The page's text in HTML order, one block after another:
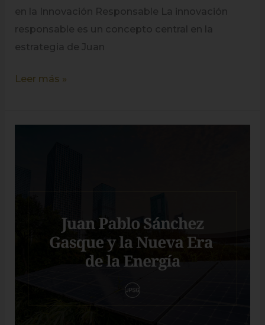
en la Innovación Responsable La innovación
responsable es un concepto central en la
estrategia de Juan
Leer más »